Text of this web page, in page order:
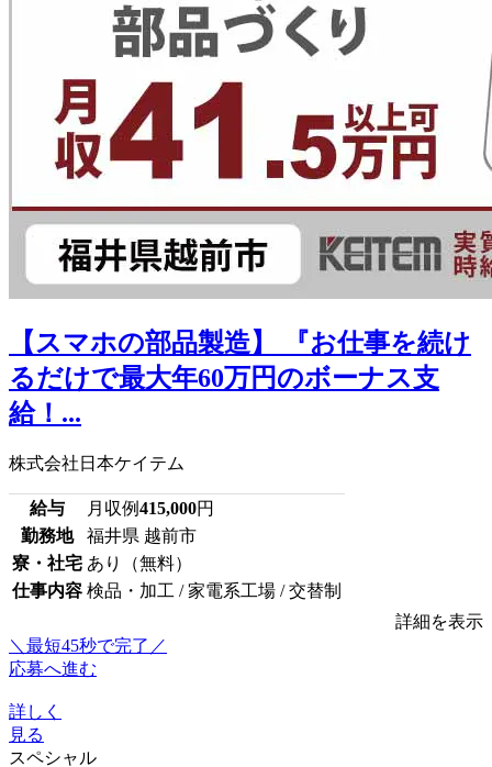
【スマホの部品製造】 『お仕事を続け
るだけで最大年60万円のボーナス支
給！...
株式会社日本ケイテム
給与 月収例415,000円
勤務地
福井県 越前市
寮・社宅 あり（無料）
仕事内容 検品・加工 / 家電系工場 / 交替制
詳細を表示
＼最短45秒で完了／
応募へ進む
詳しく
見る
スペシャル